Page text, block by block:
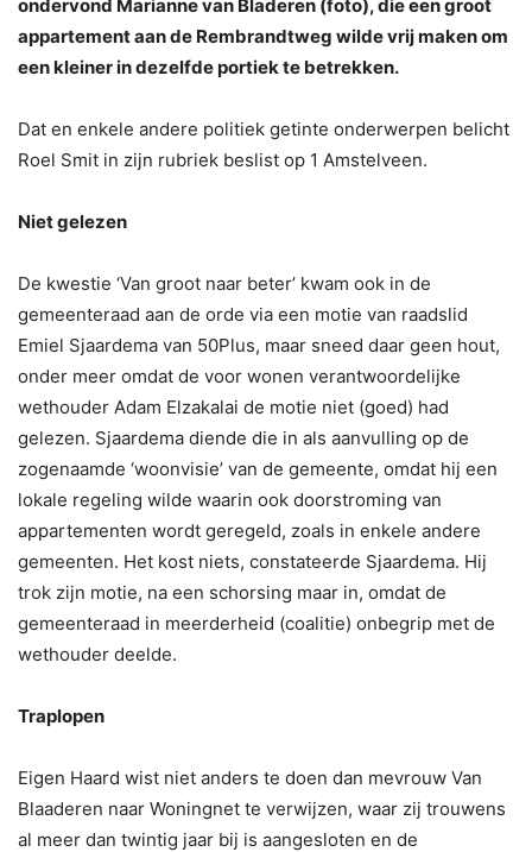
ondervond Marianne van Bladeren (foto), die een groot
appartement aan de Rembrandtweg wilde vrij maken om
een kleiner in dezelfde portiek te betrekken.
Dat en enkele andere politiek getinte onderwerpen belicht
Roel Smit in zijn rubriek beslist op 1 Amstelveen.
Niet gelezen
De kwestie ‘Van groot naar beter’ kwam ook in de
gemeenteraad aan de orde via een motie van raadslid
Emiel Sjaardema van 50Plus, maar sneed daar geen hout,
onder meer omdat de voor wonen verantwoordelijke
wethouder Adam Elzakalai de motie niet (goed) had
gelezen. Sjaardema diende die in als aanvulling op de
zogenaamde ‘woonvisie’ van de gemeente, omdat hij een
lokale regeling wilde waarin ook doorstroming van
appartementen wordt geregeld, zoals in enkele andere
gemeenten. Het kost niets, constateerde Sjaardema. Hij
trok zijn motie, na een schorsing maar in, omdat de
gemeenteraad in meerderheid (coalitie) onbegrip met de
wethouder deelde.
Traplopen
Eigen Haard wist niet anders te doen dan mevrouw Van
Blaaderen naar Woningnet te verwijzen, waar zij trouwens
al meer dan twintig jaar bij is aangesloten en de